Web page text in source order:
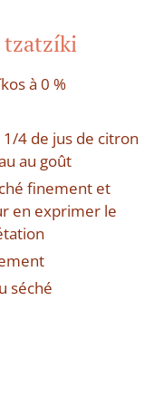
tzatzíki
à 0 %
4 de jus de citron
au goût
finement et
en exprimer le
séché